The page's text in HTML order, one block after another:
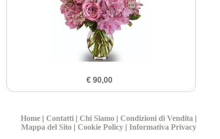
€ 90,00
Home | Contatti | Chi Siamo | Condizioni di Vendita |
Mappa del Sito | Cookie Policy |Informativa Privacy